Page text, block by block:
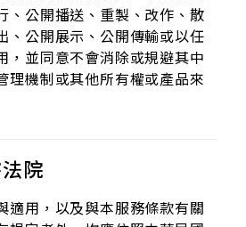
、公開播送、重製、改作、散
、公開展示、公開傳輸或以任
，並同意不會消除或規避其中
理機制或其他所有權或產品來
院
適用，以及與本服務條款有關